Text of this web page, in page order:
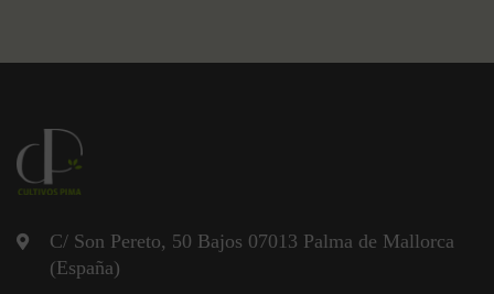
C/ Son Pereto, 50 Bajos 07013 Palma de Mallorca
(España)